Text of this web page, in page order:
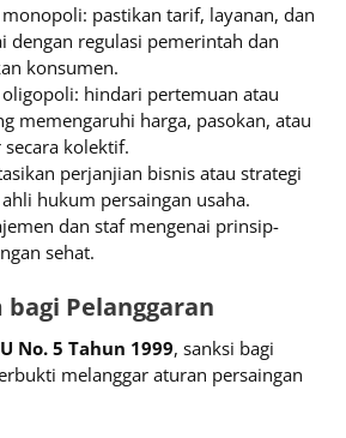
pastikan tarif, layanan, dan
dengan regulasi pemerintah dan
konsumen.
hindari pertemuan atau
memengaruhi harga, pasokan, atau
kolektif.
perjanjian bisnis atau strategi
hukum persaingan usaha.
dan staf mengenai prinsip-
sehat.
Pelanggaran
No. 5 Tahun 1999, sanksi bagi
melanggar aturan persaingan